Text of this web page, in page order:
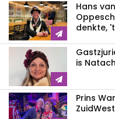
Hans
denkte,
is
Prins